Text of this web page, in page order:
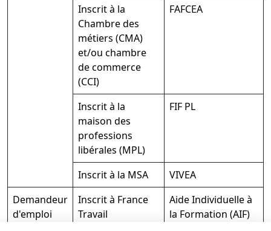
Inscrit à la
Chambre des
métiers (CMA)
et/ou chambre
de commerce
(CCI)
FAFCEA
Inscrit à la
maison des
professions
libérales (MPL)
FIF PL
Inscrit à la MSA
VIVEA
Demandeur
d'emploi
Inscrit à France
Travail
Aide Individuelle à
la Formation (AIF)